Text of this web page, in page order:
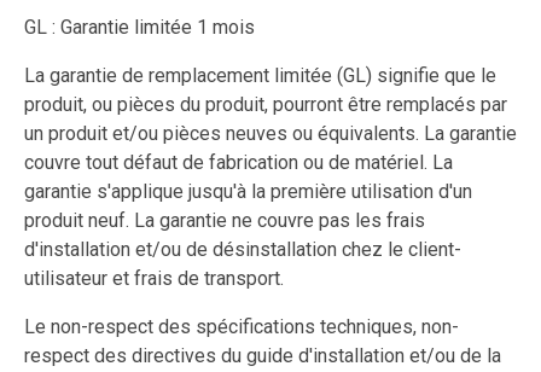
GL : Garantie limitée 1 mois
La garantie de remplacement limitée (GL) signifie que le
produit, ou pièces du produit, pourront être remplacés par
un produit et/ou pièces neuves ou équivalents. La garantie
couvre tout défaut de fabrication ou de matériel. La
garantie s'applique jusqu'à la première utilisation d'un
produit neuf. La garantie ne couvre pas les frais
d'installation et/ou de désinstallation chez le client-
utilisateur et frais de transport.
Le non-respect des spécifications techniques, non-
respect des directives du guide d'installation et/ou de la